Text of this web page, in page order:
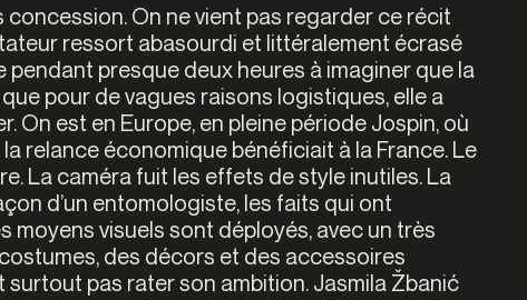
concession. On ne vient pas regarder ce récit
ressort abasourdi et littéralement écrasé
pendant presque deux heures à imaginer que la
pour de vagues raisons logistiques, elle a
On est en Europe, en pleine période Jospin, où
relance économique bénéficiait à la France. Le
La caméra fuit les effets de style inutiles. La
d’un entomologiste, les faits qui ont
moyens visuels sont déployés, avec un très
des décors et des accessoires
pas rater son ambition. Jasmila Žbanić